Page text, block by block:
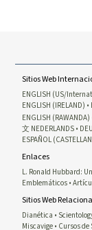
Sitios Web
ENGLISH (US/
ENGLISH (IRELAND)
ENGLISH (RAWANDA)
文 NEDERLANDS
ESPAÑOL
Enlaces
L. Ronald Hubbard:
Emblemáticos
Sitios Web
Dianética
Miscavige Cursos de